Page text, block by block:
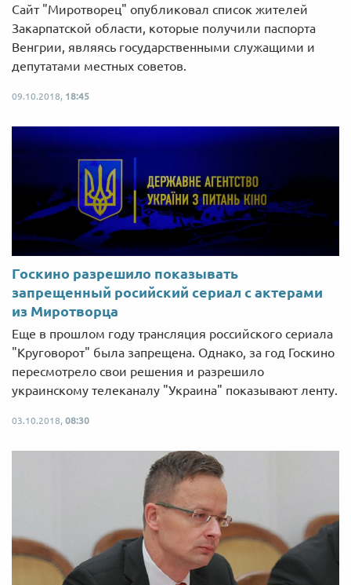
Сайт "Миротворец" опубликовал список жителей
Закарпатской области, которые получили паспорта
Венгрии, являясь государственными служащими и
депутатами местных советов.
09.10.2018, 18:45
Госкино разрешило показывать
запрещенный росийский сериал с актерами
из Миротворца
Еще в прошлом году трансляция российского сериала
"Круговорот" была запрещена. Однако, за год Госкино
пересмотрело свои решения и разрешило
украинскому телеканалу "Украина" показывают ленту.
03.10.2018, 08:30